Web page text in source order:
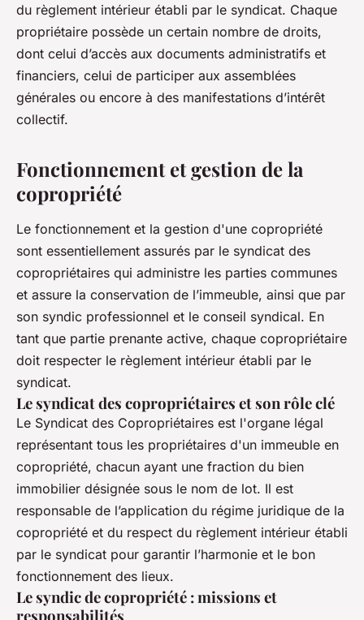
du règlement intérieur établi par le syndicat. Chaque
propriétaire possède un certain nombre de droits,
dont celui d’accès aux documents administratifs et
financiers, celui de participer aux assemblées
générales ou encore à des manifestations d’intérêt
collectif.
Fonctionnement et gestion de la
copropriété
Le fonctionnement et la gestion d'une copropriété
sont essentiellement assurés par le syndicat des
copropriétaires qui administre les parties communes
et assure la conservation de l’immeuble, ainsi que par
son syndic professionnel et le conseil syndical. En
tant que partie prenante active, chaque copropriétaire
doit respecter le règlement intérieur établi par le
syndicat.
Le syndicat des copropriétaires et son rôle clé
Le Syndicat des Copropriétaires est l'organe légal
représentant tous les propriétaires d'un immeuble en
copropriété, chacun ayant une fraction du bien
immobilier désignée sous le nom de lot. Il est
responsable de l’application du régime juridique de la
copropriété et du respect du règlement intérieur établi
par le syndicat pour garantir l’harmonie et le bon
fonctionnement des lieux.
Le syndic de copropriété : missions et
responsabilités